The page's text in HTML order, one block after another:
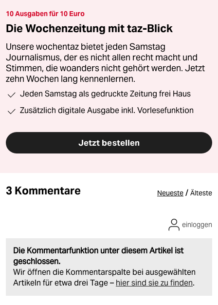
10 Ausgaben für 10 Euro
Die Wochenzeitung mit taz-Blick
Unsere wochentaz bietet jeden Samstag
Journalismus, der es nicht allen recht macht und
Stimmen, die woanders nicht gehört werden. Jetzt
zehn Wochen lang kennenlernen.
Jeden Samstag als gedruckte Zeitung frei Haus
Zusätzlich digitale Ausgabe inkl. Vorlesefunktion
Jetzt bestellen
3 Kommentare Neueste / Älteste
Die Kommentarfunktion unter diesem Artikel ist
geschlossen.
Wir öffnen die Kommentarspalte bei ausgewählten
Artikeln für etwa drei Tage – hier sind sie zu finden.
einloggen